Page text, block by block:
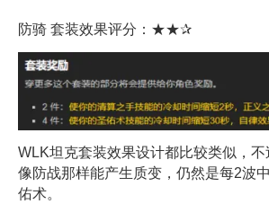
防骑 套装效果评分：★★✰
WLK坦克套装效果设计都比较类似，
像防战那样能产生质变，仍然是每2波
佑术。